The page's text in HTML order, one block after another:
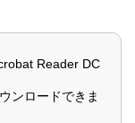
Reader DC
ンロードできま